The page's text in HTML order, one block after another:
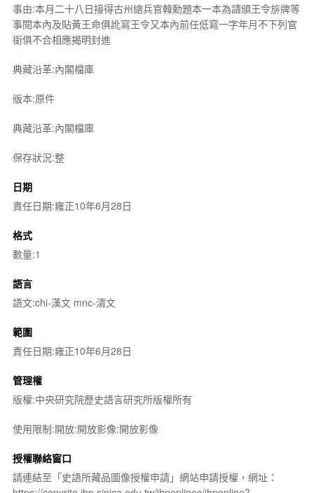
事由:本月二十八日接得古州總兵官韓勳題本一本為請頒王令旂牌等
事閱本內及貼黃王命俱訛寫王令又本內前任低寫一字年月不下列官
銜俱不合相應揭明封進
典藏沿革:內閣檔庫
版本:原件
典藏沿革:內閣檔庫
保存狀況:整
日期
責任日期:雍正10年6月28日
格式
數量:1
語言
語文:chi-漢文 mnc-清文
範圍
責任日期:雍正10年6月28日
管理權
版權:中央研究院歷史語言研究所版權所有
使用限制:開放:開放影像:開放影像
授權聯絡窗口
請連結至「史語所藏品圖像授權申請」網站申請授權，網址：